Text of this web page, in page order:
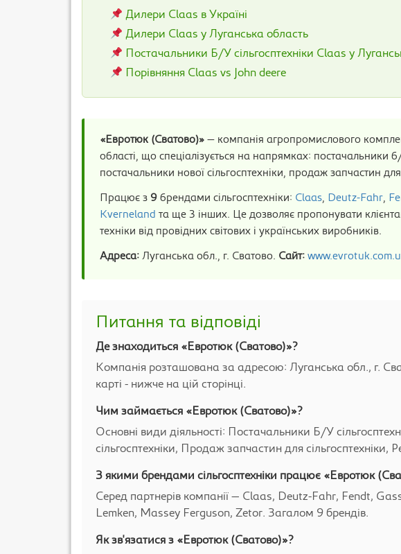
Дилери Claas в Україні
Дилери Claas у Луганська область
Постачальники Б/У сільгосптехніки Claas у
Порівняння Claas vs John deere
«Евротюк (Сватово)» — компанія агропромислового
області, що спеціалізується на напрямках: постачальники б/
постачальники нової сільгосптехніки, продаж запчастин для
Працює з 9 брендами сільгосптехніки: Claas, Deutz-Fahr,
Kverneland та ще 3 інших. Це дозволяє пропонувати
техніки від провідних світових і українських виробників.
Адреса: Луганська обл., г. Сватово. Сайт:
Питання та відповіді
Де знаходиться «Евротюк (Сватово)»?
Компанія розташована за адресою: Луганська обл., г.
карті - нижче на цій сторінці.
Чим займається «Евротюк (Сватово)»?
Основні види діяльності: Постачальники Б/У
сільгосптехніки, Продаж запчастин для сільгосптехніки,
З якими брендами сільгосптехніки працює «Евротюк
Серед партнерів компанії — Claas, Deutz-Fahr, Fendt,
Lemken, Massey Ferguson, Zetor. Загалом 9 брендів.
Як зв'язатися з «Евротюк (Сватово)»?